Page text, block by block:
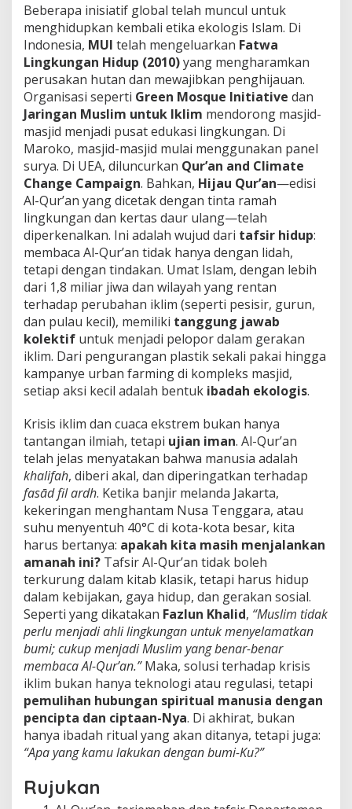
Beberapa inisiatif global telah muncul untuk
menghidupkan kembali etika ekologis Islam. Di
Indonesia, MUI telah mengeluarkan Fatwa
Lingkungan Hidup (2010)yang mengharamkan
perusakan hutan dan mewajibkan penghijauan.
Organisasi seperti Green Mosque Initiative dan
Jaringan Muslim untuk Iklim mendorong masjid-
masjid menjadi pusat edukasi lingkungan. Di
Maroko, masjid-masjid mulai menggunakan panel
surya. Di UEA, diluncurkan Qur’an and Climate
Change Campaign. Bahkan, Hijau Qur’an—edisi
Al-Qur’an yang dicetak dengan tinta ramah
lingkungan dan kertas daur ulang—telah
diperkenalkan. Ini adalah wujud dari tafsir hidup:
membaca Al-Qur’an tidak hanya dengan lidah,
tetapi dengan tindakan. Umat Islam, dengan lebih
dari 1,8 miliar jiwa dan wilayah yang rentan
terhadap perubahan iklim (seperti pesisir, gurun,
dan pulau kecil), memiliki tanggung jawab
kolektif untuk menjadi pelopor dalam gerakan
iklim. Dari pengurangan plastik sekali pakai hingga
kampanye urban farming di kompleks masjid,
setiap aksi kecil adalah bentuk ibadah ekologis.
Krisis iklim dan cuaca ekstrem bukan hanya
tantangan ilmiah, tetapi ujian iman. Al-Qur’an
telah jelas menyatakan bahwa manusia adalah
khalifah, diberi akal, dan diperingatkan terhadap
fasād fil ardh. Ketika banjir melanda Jakarta,
kekeringan menghantam Nusa Tenggara, atau
suhu menyentuh 40°C di kota-kota besar, kita
harus bertanya: apakah kita masih menjalankan
amanah ini? Tafsir Al-Qur’an tidak boleh
terkurung dalam kitab klasik, tetapi harus hidup
dalam kebijakan, gaya hidup, dan gerakan sosial.
Seperti yang dikatakan Fazlun Khalid, “Muslim tidak
perlu menjadi ahli lingkungan untuk menyelamatkan
bumi; cukup menjadi Muslim yang benar-benar
membaca Al-Qur’an.”Maka, solusi terhadap krisis
iklim bukan hanya teknologi atau regulasi, tetapi
pemulihan hubungan spiritual manusia dengan
pencipta dan ciptaan-Nya. Di akhirat, bukan
hanya ibadah ritual yang akan ditanya, tetapi juga:
“Apa yang kamu lakukan dengan bumi-Ku?”
Rujukan